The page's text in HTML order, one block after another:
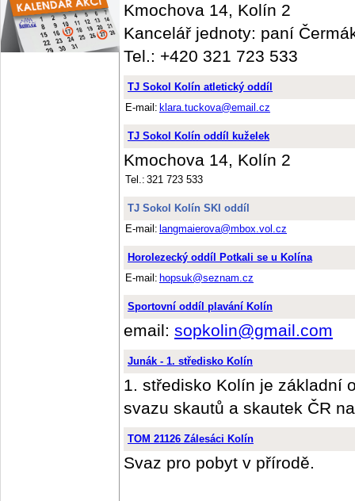
Kmochova 14, Kolín 2
Kancelář jednoty: paní
Tel.: +420 321 723 533
TJ Sokol Kolín atletický oddíl
E-mail: klara.tuckova@email.cz
TJ Sokol Kolín oddíl kuželek
Kmochova 14, Kolín 2
Tel.: 321 723 533
TJ Sokol Kolín SKI oddíl
E-mail: langmaierova@mbox.vol.cz
Horolezecký oddíl Potkali se u Kolína
E-mail: hopsuk@seznam.cz
Sportovní oddíl plavání Kolín
email: sopkolin@gmail.com
Junák - 1. středisko Kolín
1. středisko Kolín je základní
svazu skautů a skautek ČR
TOM 21126 Zálesáci Kolín
Svaz pro pobyt v přírodě.